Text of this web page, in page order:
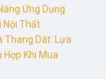
Ứng Dụng
Nội Thất
Thang Dát: Lựa
Hợp Khi Mua